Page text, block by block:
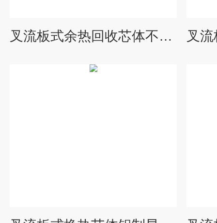
叉流板式余热回收芯体不锈钢热交换装置